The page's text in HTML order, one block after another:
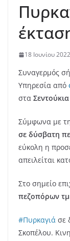
18 Ιουνίου 2022
Συναγερμός
Υπηρεσία από
στα Σεντούκια
Σύμφωνα με
σε δύσβατη
εύκολη η
απειλείται
Στο σημείο
πεζοπόρων
#Πυρκαγιά σε
Σκοπέλου.